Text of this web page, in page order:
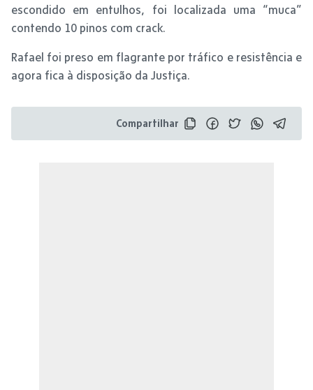
escondido em entulhos, foi localizada uma “muca”
contendo 10 pinos com crack.
Rafael foi preso em flagrante por tráfico e resistência e
agora fica à disposição da Justiça.
Compartilhar